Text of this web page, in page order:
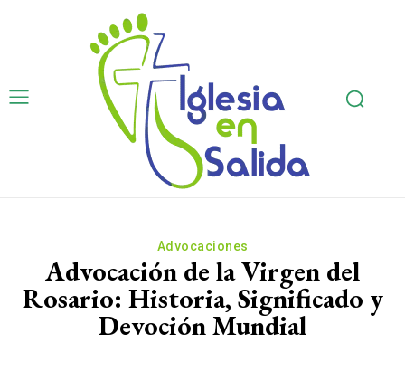
Advocaciones
Advocación de la Virgen del
Rosario: Historia, Significado y
Devoción Mundial